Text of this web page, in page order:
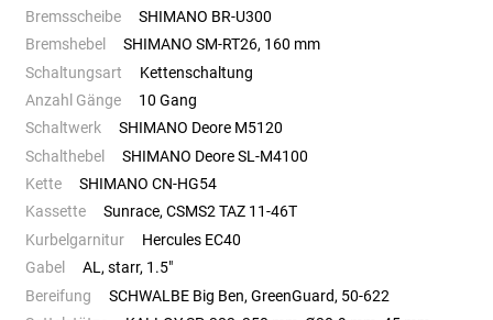
Bremsscheibe
SHIMANO BR-U300
Bremshebel
SHIMANO SM-RT26, 160 mm
Schaltungsart
Kettenschaltung
Anzahl Gänge
10 Gang
Schaltwerk
SHIMANO Deore M5120
Schalthebel
SHIMANO Deore SL-M4100
Kette
SHIMANO CN-HG54
Kassette
Sunrace, CSMS2 TAZ 11-46T
Kurbelgarnitur
Hercules EC40
Gabel
AL, starr, 1.5"
Bereifung
SCHWALBE Big Ben, GreenGuard, 50-622